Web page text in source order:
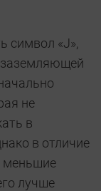
символ «J»,
заземляющей
не
в
в отличие
меньшие
лучше